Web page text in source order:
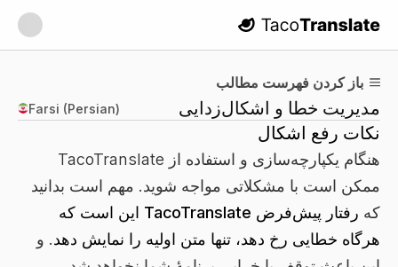
TacoTranslate
باز کردن فهرست مطالب
مدیریت خطا و اشکال‌زدایی Farsi (Persian)
نکات رفع اشکال
هنگام یکپارچه‌سازی و استفاده از TacoTranslate
ممکن است با مشکلاتی مواجه شوید. مهم است بدانید
که
رفتار پیش‌فرض TacoTranslate این است که
هرگاه خطایی رخ دهد، تنها متن اولیه را نمایش دهد. و